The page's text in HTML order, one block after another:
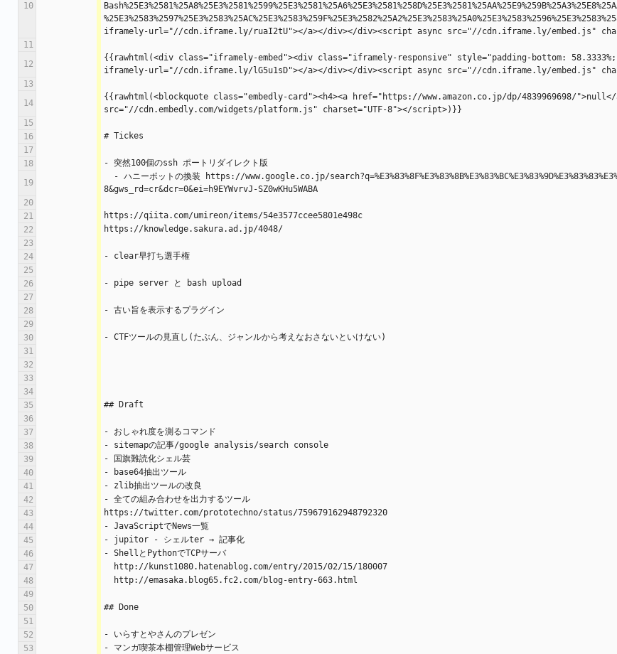
10
iframely-url="//cdn.iframe.ly/ruaI2tU"></a></div></div><script async src="//cdn.iframe.ly/embed.js"
11
12
{{rawhtml(<div class="iframely-embed"><div class="iframely-responsive" style="padding-bottom:
iframely-url="//cdn.iframe.ly/lG5u1sD"></a></div></div><script async src="//cdn.iframe.ly/embed.js"
13
14
{{rawhtml(<blockquote class="embedly-card"><h4><a href="https://www.amazon.co.jp/dp/4839969698/
src="//cdn.embedly.com/widgets/platform.js" charset="UTF-8"></script>)}}
15
16
# Tickes
17
18
- 突然100個のssh ポートリダイレクト版
19
8&gws_rd=cr&dcr=0&ei=h9EYWvrvJ-SZ0wKHu5WABA
20
21
https://qiita.com/umireon/items/54e3577ccee5801e498c
22
https://knowledge.sakura.ad.jp/4048/
23
24
- clear早打ち選手権
25
26
- pipe server と bash upload
27
28
- 古い旨を表示するプラグイン
29
30
- CTFツールの見直し(たぶん、ジャンルから考えなおさないといけない)
31
32
33
34
35
## Draft
36
37
- おしゃれ度を測るコマンド
38
- sitemapの記事/google analysis/search console
39
- 国旗難読化シェル芸
40
- base64抽出ツール
41
- zlib抽出ツールの改良
42
- 全ての組み合わせを出力するツール
43
https://twitter.com/prototechno/status/759679162948792320
44
- JavaScriptでNews一覧
45
- jupitor - シェルter → 記事化
46
- ShellとPythonでTCPサーバ
47
  http://kunst1080.hatenablog.com/entry/2015/02/15/180007
48
  http://emasaka.blog65.fc2.com/blog-entry-663.html
49
50
## Done
51
52
- いらすとやさんのプレゼン
53
- マンガ喫茶本棚管理Webサービス